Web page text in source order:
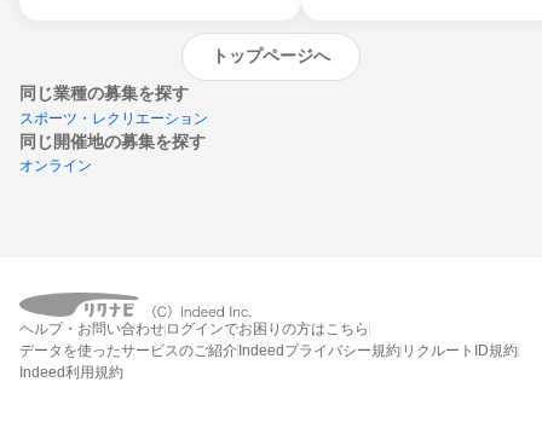
トップページへ
同じ業種の募集を探す
スポーツ・レクリエーション
同じ開催地の募集を探す
オンライン
エントリーするとプログラムの詳細案内を
受け取れるようになります
ヘルプ・お問い合わせ ログインでお困りの方はこちら
データを使ったサービスのご紹介 Indeedプライバシー規約 リクルートID規約
Indeed利用規約